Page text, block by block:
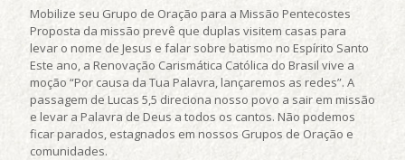
Mobilize seu Grupo de Oração para a Missão Pentecostes
Proposta da missão prevê que duplas visitem casas para
levar o nome de Jesus e falar sobre batismo no Espírito Santo
Este ano, a Renovação Carismática Católica do Brasil vive a
moção “Por causa da Tua Palavra, lançaremos as redes”. A
passagem de Lucas 5,5 direciona nosso povo a sair em missão
e levar a Palavra de Deus a todos os cantos. Não podemos
ficar parados, estagnados em nossos Grupos de Oração e
comunidades.